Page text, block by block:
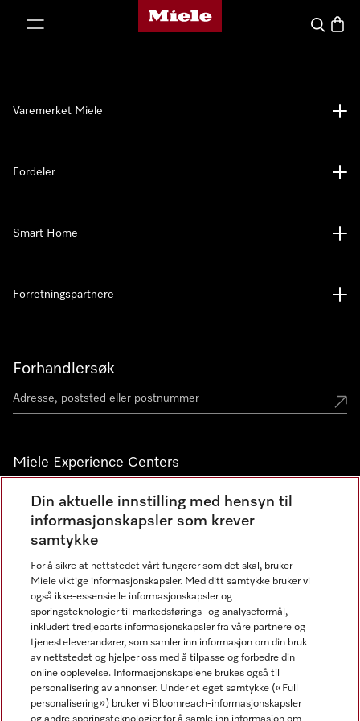
Mieles hjemmeside
Søk
Forhandlersøk
Miele Experience Centers
Miele Experience Center Nesbru
Miele Outlet Nesbru
Nyhetsbrev
Varemerket Miele
Fordeler
Smart Home
Forretningspartnere
Din aktuelle innstilling med hensyn til
informasjonskapsler som krever
samtykke
For å sikre at nettstedet vårt fungerer som det skal, bruker
Miele viktige informasjonskapsler. Med ditt samtykke bruker vi
også ikke-essensielle informasjonskapsler og
sporingsteknologier til markedsførings- og analyseformål,
inkludert tredjeparts informasjonskapsler fra våre partnere og
tjenesteleverandører, som samler inn informasjon om din bruk
av nettstedet og hjelper oss med å tilpasse og forbedre din
online opplevelse. Informasjonskapslene brukes også til
personalisering av annonser. Under et eget samtykke («Full
personalisering») bruker vi Bloomreach-informasjonskapsler